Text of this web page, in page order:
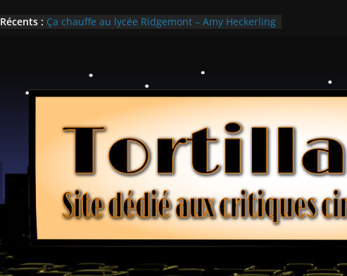
Récents : Ça chauffe au lycée Ridgemont – Amy Heckerling
Histoires fantastiques 2-15 : Lucy – Nick Castle